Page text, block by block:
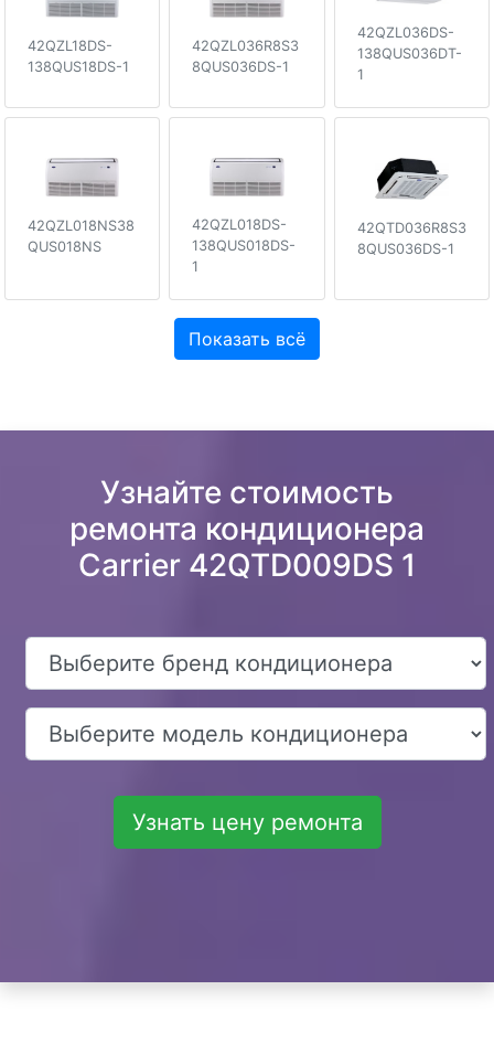
42QZL18DS-
138QUS18DS-1
42QZL036R8S3
8QUS036DS-1
42QZL036DS-
138QUS036DT-
1
42QZL018NS38
QUS018NS
42QZL018DS-
138QUS018DS-
1
42QTD036R8S3
8QUS036DS-1
Показать всё
Узнайте стоимость
ремонта кондиционера
Carrier 42QTD009DS 1
Узнать цену ремонта